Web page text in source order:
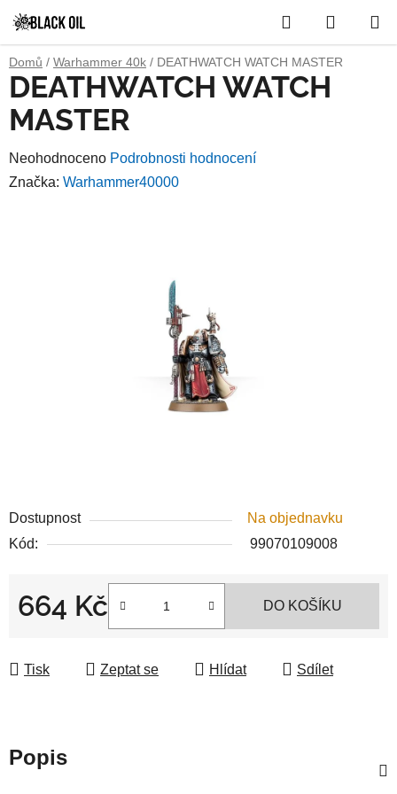
na
obsah
Hledat
KOŠÍK
Domů / Warhammer 40k / DEATHWATCH WATCH MASTER
Dostupnost
Na objednavku
Kód:
99070109008
664 Kč DO KOŠÍKU
Tisk Zeptat se Hlídat Sdílet
DEATHWATCH WATCH
MASTER
Průměrné
hodnocení
Neohodnoceno Podrobnosti hodnocení
Značka: Warhammer40000
Popis